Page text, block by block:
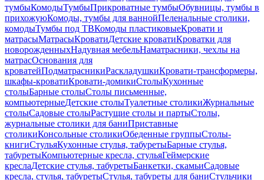
тумбыКомодыТумбыПрикроватные тумбыОбувницы, тумбы в
прихожуюКомоды, тумбы для ваннойПеленальные столики,
комодыТумбы под ТВКомоды пластиковыеКровати и
матрасыМатрасыКроватиДетские кроватиКроватки для
новорожденныхНадувная мебельНаматрасники, чехлы на
матрасОснования для
кроватейПодматрасникиРаскладушкиКровати-трансформеры,
шкафы-кроватиКровати-домикиСтолыКухонные
столыБарные столыСтолы письменные,
компьютерныеДетские столыТуалетные столикиЖурнальные
столыСадовые столыРастущие столы и партыСтолы,
журнальные столики для баниПриставные
столикиКонсольные столикиОбеденные группыСтолы-
книгиСтульяКухонные стулья, табуретыБарные стулья,
табуретыКомпьютерные кресла, стульяГеймерские
креслаДетские стулья, табуретыБанкетки, скамьиСадовые
кресла, стулья, табуретыСтулья, табуреты для баниСтульчики